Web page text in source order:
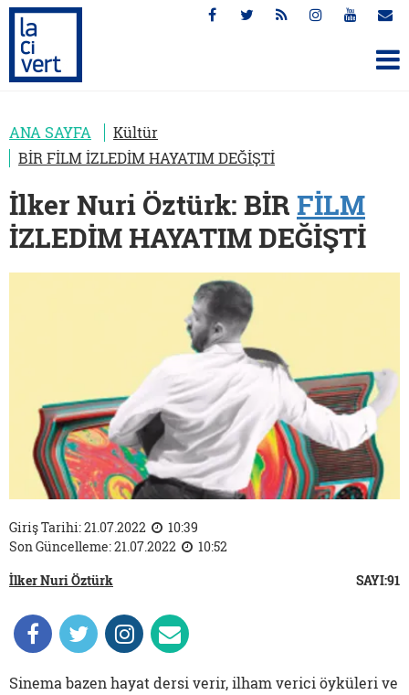
ANA SAYFA
Kültür
BİR FİLM İZLEDİM HAYATIM DEĞİŞTİ
İlker Nuri Öztürk: BİR FİLM
İZLEDİM HAYATIM DEĞİŞTİ
Giriş Tarihi: 21.07.2022
10:39
Son Güncelleme: 21.07.2022
10:52
İlker Nuri Öztürk
SAYI:91
Sinema bazen hayat dersi verir, ilham verici öyküleri ve